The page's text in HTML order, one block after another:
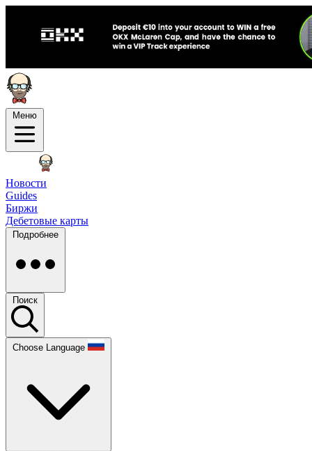
Меню
Новости
Guides
Биржи
Дебетовые карты
Подробнее
Поиск
Choose Language